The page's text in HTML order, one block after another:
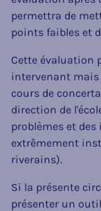
permettra de
points faibles et
Cette évaluation
intervenant mais
cours de
direction de
problèmes et
extrêmement
riverains).
Si la présente
présenter un